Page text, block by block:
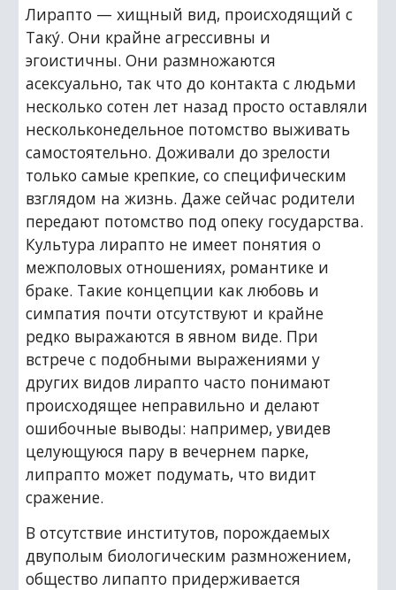
Лирапто — хищный вид, происходящий с
Таку́. Они крайне агрессивны и
эгоистичны. Они размножаются
асексуально, так что до контакта с людьми
несколько сотен лет назад просто оставляли
нескольконедельное потомство выживать
самостоятельно. Доживали до зрелости
только самые крепкие, со специфическим
взглядом на жизнь. Даже сейчас родители
передают потомство под опеку государства.
Культура лирапто не имеет понятия о
межполовых отношениях, романтике и
браке. Такие концепции как любовь и
симпатия почти отсутствуют и крайне
редко выражаются в явном виде. При
встрече с подобными выражениями у
других видов лирапто часто понимают
происходящее неправильно и делают
ошибочные выводы: например, увидев
целующуюся пару в вечернем парке,
липрапто может подумать, что видит
сражение.
В отсутствие институтов, порождаемых
двуполым биологическим размножением,
общество липапто придерживается